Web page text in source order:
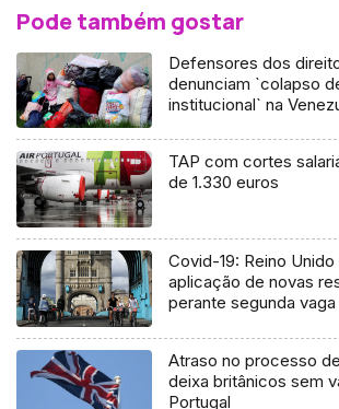
Pode também gostar
Defensores dos
denunciam `colapso
institucional` na
TAP com cortes
de 1.330 euros
Covid-19: Reino
aplicação de novas
perante segunda vaga
Atraso no processo
deixa britânicos sem
Portugal